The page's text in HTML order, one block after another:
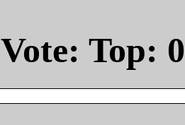
Vote: Top: 0